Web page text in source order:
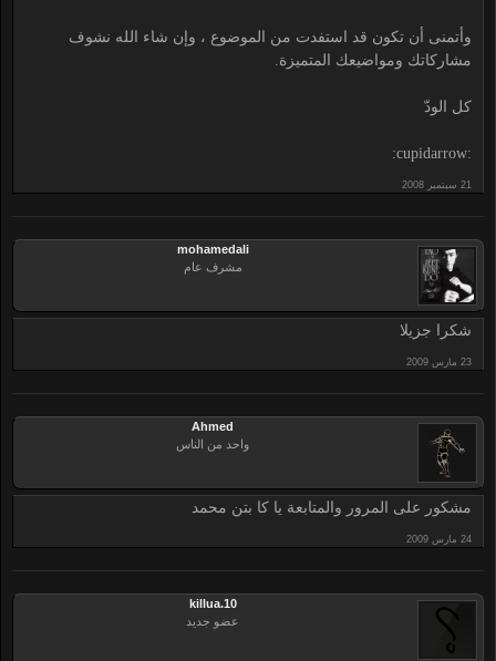
وأتمنى أن تكون قد استفدت من الموضوع ، وإن شاء الله نشوف
مشاركاتك ومواضيعك المتميزة.
كل الودّ
:cupidarrow:
mohamedali
مشرف عام
شكرا جزيلا
Ahmed
واحد من الناس
مشكور على المرور والمتابعة يا كا بتن محمد
killua.10
عضو جديد